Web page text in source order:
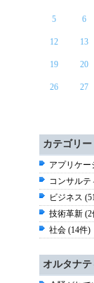
5 6
12 13
19 20
26 27
カテゴリー
アプリケー
コンサルテ
ビジネス
技術革新 (2
社会 (14件)
オルタナ